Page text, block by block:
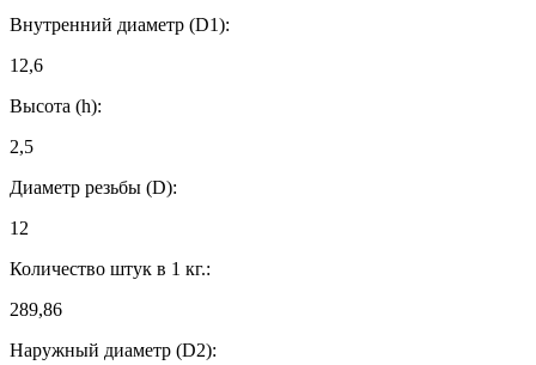
Внутренний диаметр (D1):
12,6
Высота (h):
2,5
Диаметр резьбы (D):
12
Количество штук в 1 кг.:
289,86
Наружный диаметр (D2):